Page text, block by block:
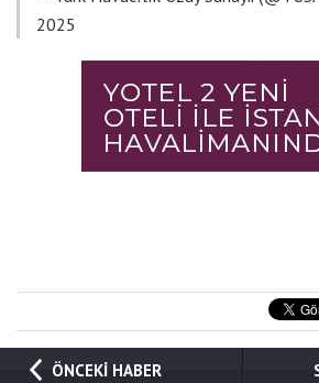
2025
ÖNCEKİ HABER